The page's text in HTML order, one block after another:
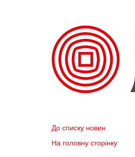
До списку новин
На головну сторінку